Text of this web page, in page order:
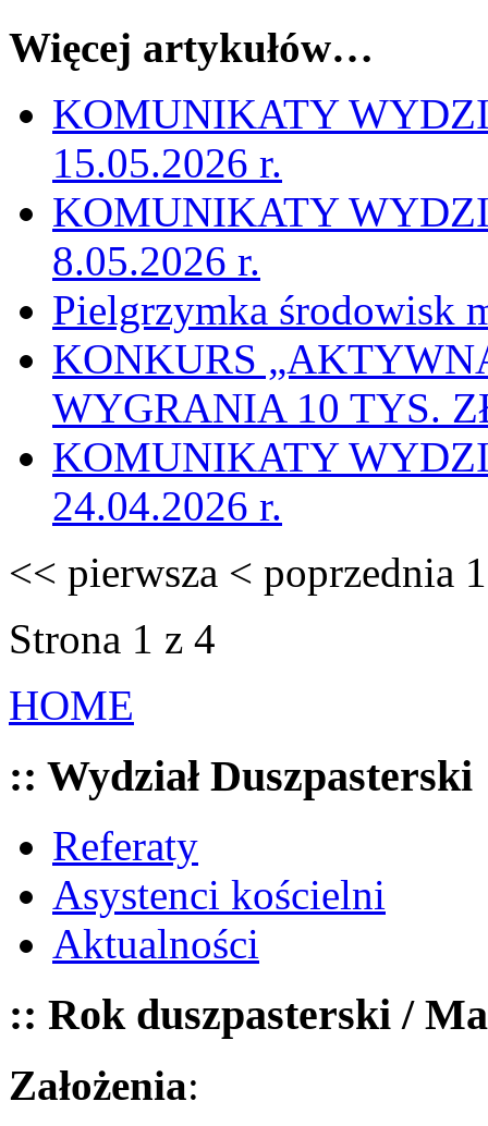
Więcej artykułów…
KOMUNIKATY
15.05.2026 r.
KOMUNIKATY
8.05.2026 r.
Pielgrzymka środowisk
KONKURS
WYGRANIA 10 TYS.
KOMUNIKATY
24.04.2026 r.
<< pierwsza < poprzednia 1
Strona 1 z 4
HOME
:: Wydział Duszpasterski
Referaty
Asystenci kościelni
Aktualności
:: Rok duszpasterski /
Założenia: